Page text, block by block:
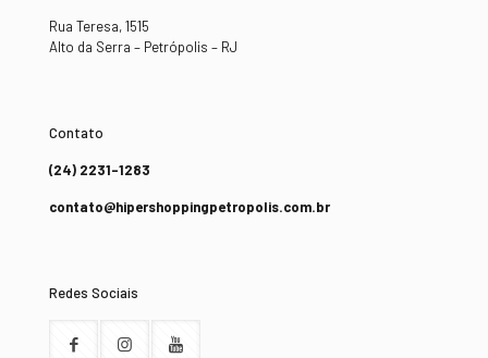
Rua Teresa, 1515
Alto da Serra – Petrópolis – RJ
Contato
(24) 2231-1283
contato@hipershoppingpetropolis.com.br
Redes Sociais